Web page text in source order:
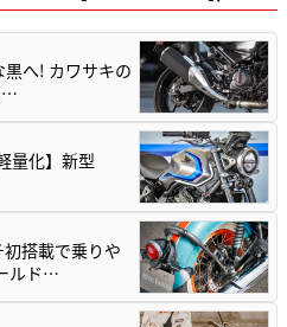
へ! カワサキの
量化】新型
搭載で乗りや
ルド…